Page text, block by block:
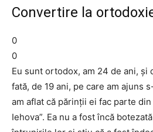
Convertire la
0
0
Eu sunt ortodox, am 24 de ani, și
fată, de 19 ani, pe care am ajuns
am aflat că părinții ei fac parte
Iehova”. Ea nu a fost încă